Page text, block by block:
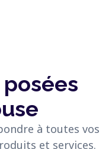
à toutes vos
et services.